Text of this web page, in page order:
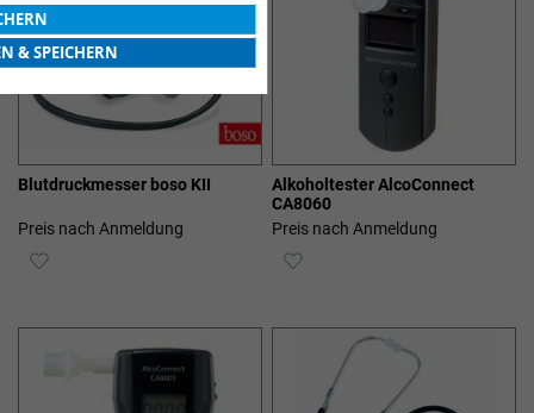
Blutdruckmesser boso KII
Preis nach Anmeldung
ZUR
Alkoholtester AlcoConnect
CA8060
Preis nach Anmeldung
ZUR
HINZUFÜGEN
& SPEICHERN